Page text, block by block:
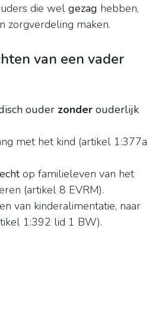
die wel gezag hebben,
zorgverdeling maken.
van een vader
ouder zonder ouderlijk
met het kind (artikel 1:377a
op familieleven van het
(artikel 8 EVRM).
van kinderalimentatie, naar
1:392 lid 1 BW).